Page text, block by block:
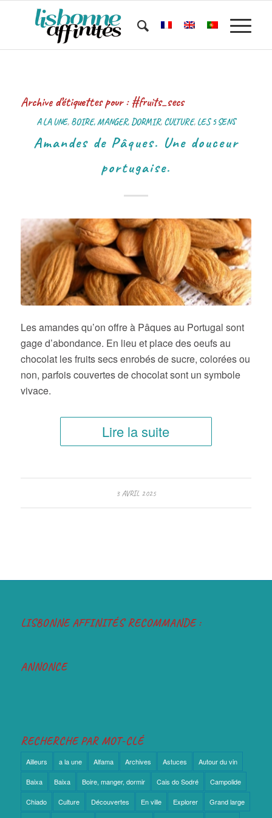
Archive d’étiquettes pour :#fruits_secs
A LA UNE, BOIRE, MANGER, DORMIR, CULTURE, LES 5 SENS
Amandes de Pâques. Une douceur
portugaise.
Les amandes qu’on offre à Pâques au Portugal sont
gage d’abondance. En lieu et place des oeufs au
chocolat les fruits secs enrobés de sucre, colorées ou
non, parfois couvertes de chocolat sont un symbole
vivace.
Lire la suite
3 AVRIL 2025
LISBONNE AFFINITÉS RECOMMANDE :
ANNONCE
RECHERCHE PAR MOT-CLÉ
Ailleurs a la une Alfama Archives Astuces Autour du vin
Baixa Baixa Boire, manger, dormir Cais do Sodré Campolide
Chiado Culture Découvertes En ville Explorer Grand large